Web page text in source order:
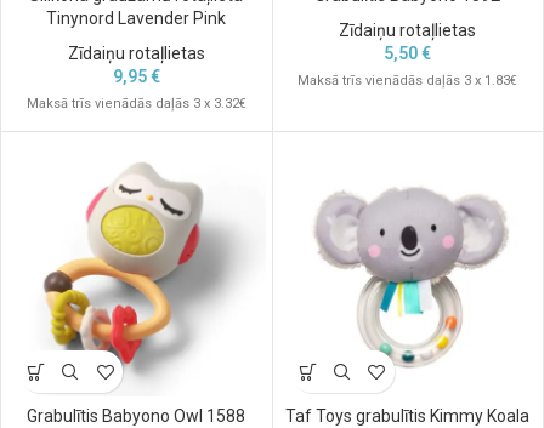
Tinynord Lavender Pink
Zīdaiņu rotaļlietas
9,95€
Maksā trīs vienādās daļās 3 x 3.32€
Zīdaiņu rotaļlietas
5,50€
Maksā trīs vienādās daļās 3 x 1.83€
Grabulītis Babyono Owl 1588
Taf Toys grabulītis Kimmy Koala